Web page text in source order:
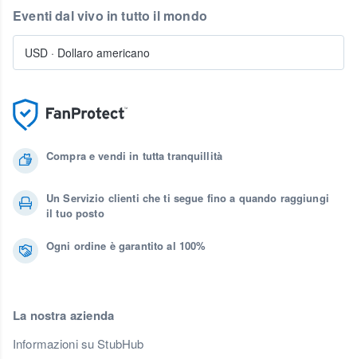
Compra e vendi in tutta tranquillità
Un Servizio clienti che ti segue fino a quando raggiungi
il tuo posto
Ogni ordine è garantito al 100%
La nostra azienda
Informazioni su StubHub
Eventi dal vivo in tutto il mondo
USD · Dollaro americano